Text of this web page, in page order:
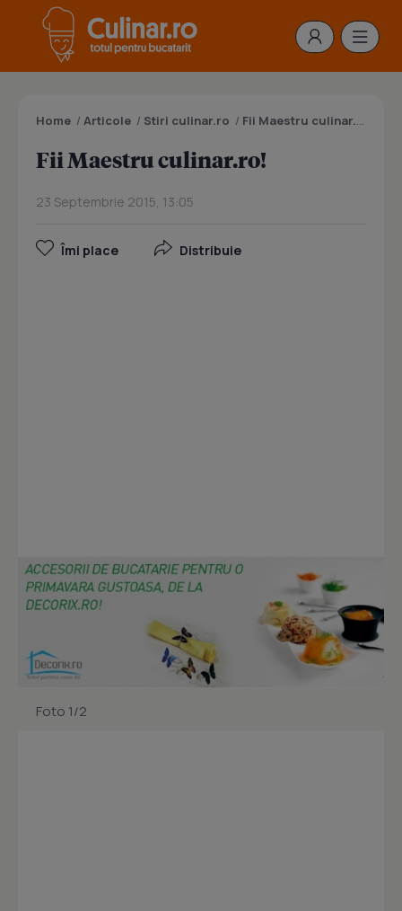
Home / Articole / Stiri culinar.ro / Fii Maestru culinar.ro!
Fii Maestru culinar.ro!
23 Septembrie 2015, 13:05
Îmi place Distribuie
Foto 1/2